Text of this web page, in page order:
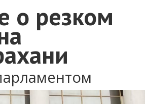
о резком